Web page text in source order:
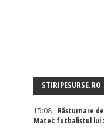
STIRIPESURSE.RO
15:08
Răsturnare
Matei: fotbalistul lui